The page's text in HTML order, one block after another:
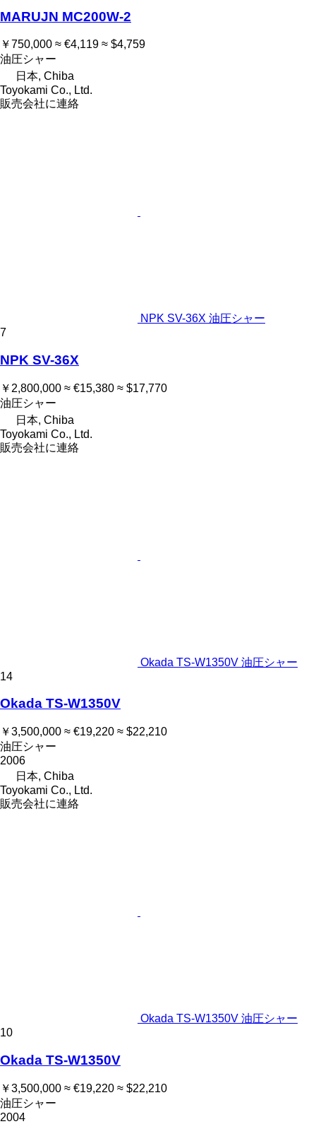
MARUJN MC200W-2
￥750,000 ≈ €4,119 ≈ $4,759
油圧シャー
日本, Chiba
Toyokami Co., Ltd.
販売会社に連絡
NPK SV-36X 油圧シャー
7
NPK SV-36X
￥2,800,000 ≈ €15,380 ≈ $17,770
油圧シャー
日本, Chiba
Toyokami Co., Ltd.
販売会社に連絡
Okada TS-W1350V 油圧シャー
14
Okada TS-W1350V
￥3,500,000 ≈ €19,220 ≈ $22,210
油圧シャー
2006
日本, Chiba
Toyokami Co., Ltd.
販売会社に連絡
Okada TS-W1350V 油圧シャー
10
Okada TS-W1350V
￥3,500,000 ≈ €19,220 ≈ $22,210
油圧シャー
2004